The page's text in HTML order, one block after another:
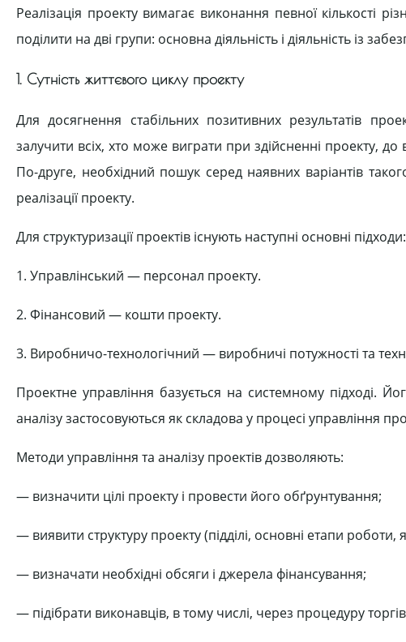
Реалізація проекту вимагає виконання певної кількості
поділити на дві групи: основна діяльність і діяльність із
1. Сутність життєвого циклу проекту
Для досягнення стабільних позитивних результатів
залучити всіх, хто може виграти при здійсненні проекту,
По-друге, необхідний пошук серед наявних варіантів
реалізації проекту.
Для структуризації проектів існують наступні основні підходи:
1. Управлінський — персонал проекту.
2. Фінансовий — кошти проекту.
3. Виробничо-технологічний — виробничі потужності та
Проектне управління базується на системному підході.
аналізу застосовуються як складова у процесі управління
Методи управління та аналізу проектів дозволяють:
— визначити цілі проекту і провести його обґрунтування;
— виявити структуру проекту (підділі, основні етапи роботи,
— визначати необхідні обсяги і джерела фінансування;
— підібрати виконавців, в тому числі, через процедуру торгів